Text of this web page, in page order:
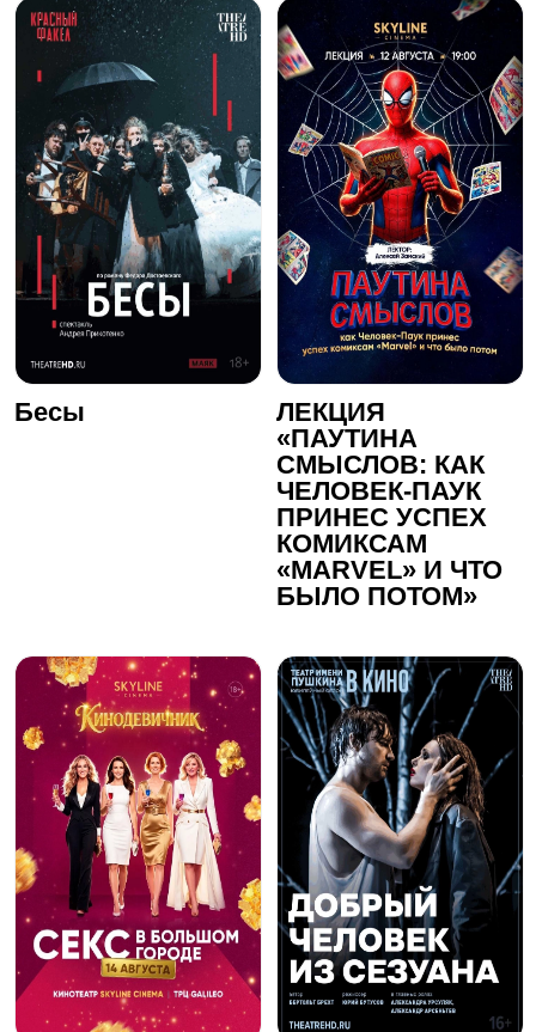
Бесы
ЛЕКЦИЯ
«ПАУТИНА
СМЫСЛОВ: КАК
ЧЕЛОВЕК-ПАУК
ПРИНЕС УСПЕХ
КОМИКСАМ
«MАRVEL» И ЧТО
БЫЛО ПОТОМ»